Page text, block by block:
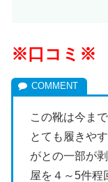
※口コミ※
この靴は今ま
とても履きや
がとの一部が
屋を４～5件程